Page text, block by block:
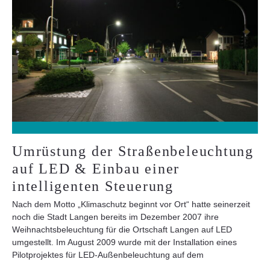
Umrüstung der Straßenbeleuchtung
auf LED & Einbau einer
intelligenten Steuerung
Nach dem Motto „Klimaschutz beginnt vor Ort“ hatte seinerzeit
noch die Stadt Langen bereits im Dezember 2007 ihre
Weihnachtsbeleuchtung für die Ortschaft Langen auf LED
umgestellt. Im August 2009 wurde mit der Installation eines
Pilotprojektes für LED-Außenbeleuchtung auf dem